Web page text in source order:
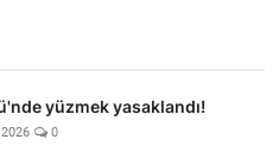
yüzmek yasaklandı!
0